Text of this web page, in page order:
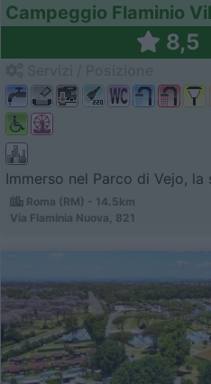
Campeggio Flaminio
8,5
Immerso nel Parco di Vejo,
Roma (RM) - 14.5km
Via Flaminia Nuova, 821